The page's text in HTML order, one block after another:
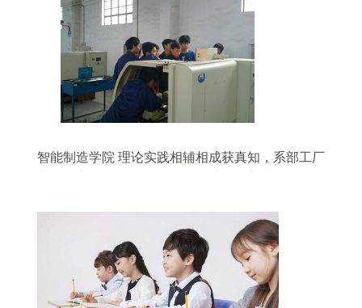
智能制造学院 理论实践相辅相成获真知，系部工厂